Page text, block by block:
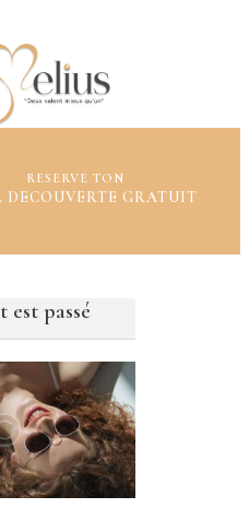
RESERVE TON
DECOUVERTE GRATUIT
est passé